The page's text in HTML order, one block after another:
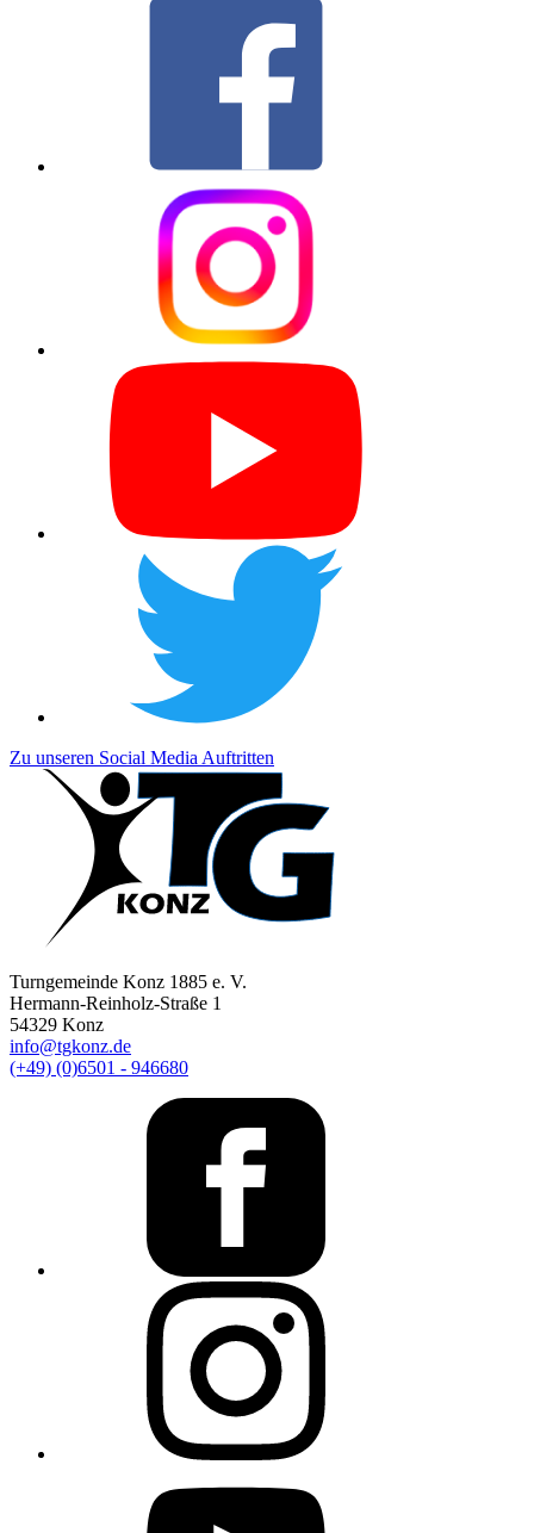
Zu unseren Social Media Auftritten
Turngemeinde Konz 1885 e. V.
Hermann-Reinholz-Straße 1
54329 Konz
info@tgkonz.de
(+49) (0)6501 - 946680